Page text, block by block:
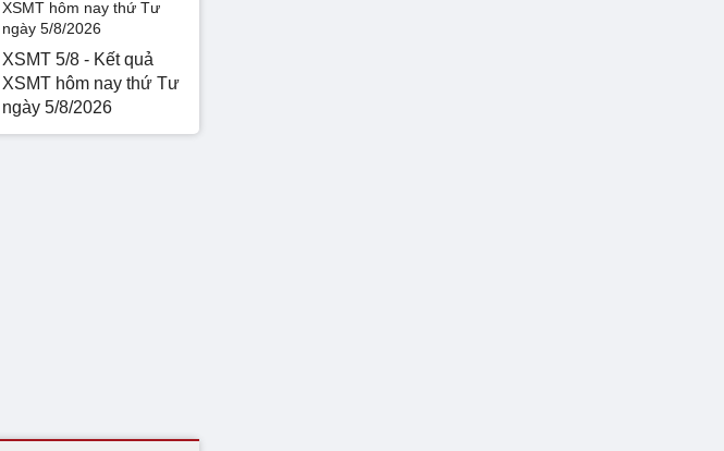
XSMT 5/8 - Kết quả
XSMT hôm nay thứ Tư
ngày 5/8/2026